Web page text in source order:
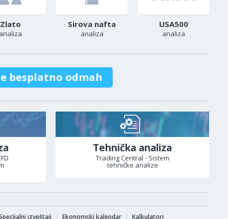
Zlato
analiza
Sirova nafta
analiza
USA500
analiza
besplatno odmah
Tehnička analiza
Trading Central - Sistem
tehničke analize
izveštaji Ekonomski kalendar Kalkulatori